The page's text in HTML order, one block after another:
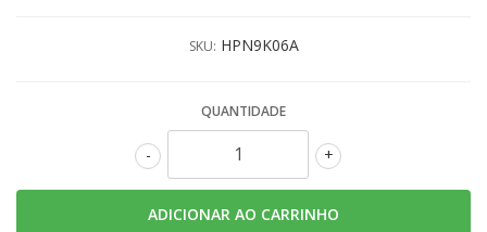
SKU: HPN9K06A
QUANTIDADE
+
-